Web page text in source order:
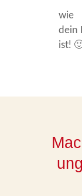
wie
dein
ist!